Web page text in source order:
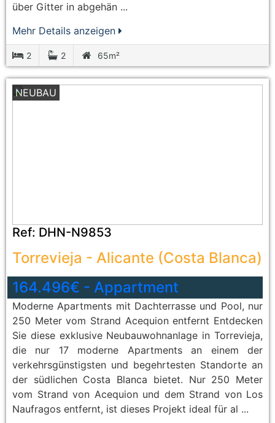
über Gitter in abgehän ...
Mehr Details anzeigen
2 2 65m²
NEUBAU
Ref: DHN-N9853
Torrevieja - Alicante (Costa Blanca)
164.496€ - Appartment
Moderne Apartments mit Dachterrasse und Pool, nur
250 Meter vom Strand Acequion entfernt Entdecken
Sie diese exklusive Neubauwohnanlage in Torrevieja,
die nur 17 moderne Apartments an einem der
verkehrsgünstigsten und begehrtesten Standorte an
der südlichen Costa Blanca bietet. Nur 250 Meter
vom Strand von Acequion und dem Strand von Los
Naufragos entfernt, ist dieses Projekt ideal für al ...